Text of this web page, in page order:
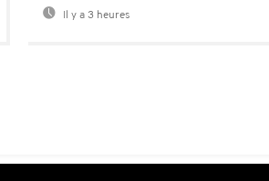
Il y a 3 heures